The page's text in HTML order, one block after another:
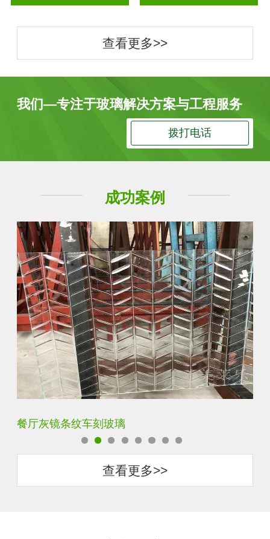
查看更多>>
我们—专注于玻璃解决方案与工程服务
拨打电话
成功案例
餐厅灰镜条纹车刻玻璃
查看更多>>